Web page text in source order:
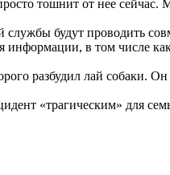
тошнит от нее сейчас.
будут проводить
информации, в том числе
разбудил лай собаки.
«трагическим» для